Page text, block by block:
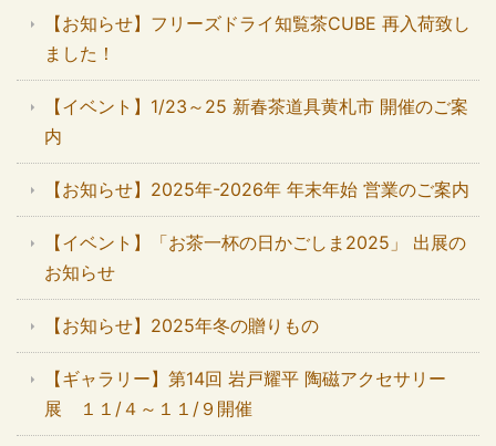
【お知らせ】フリーズドライ知覧茶CUBE 再入荷致し
ました！
【イベント】1/23～25 新春茶道具黄札市 開催のご案
内
【お知らせ】2025年-2026年 年末年始 営業のご案内
【イベント】「お茶一杯の日かごしま2025」 出展の
お知らせ
【お知らせ】2025年冬の贈りもの
【ギャラリー】第14回 岩戸耀平 陶磁アクセサリー
展 １１/４～１１/９開催